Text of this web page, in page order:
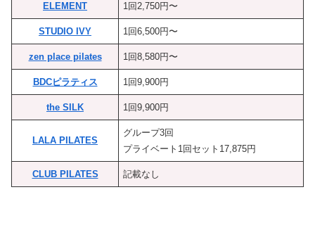
ELEMENT 1回2,750円〜
STUDIO IVY 1回6,500円〜
zen place pilates 1回8,580円〜
BDCピラティス 1回9,900円
the SILK 1回9,900円
LALA PILATES
グループ3回
プライベート1回セット17,875円
CLUB PILATES 記載なし